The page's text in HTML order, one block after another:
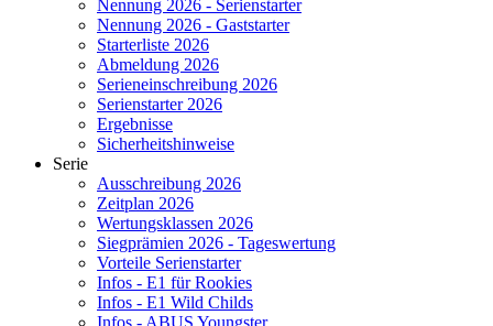
Nennung 2026 - Serienstarter
Nennung 2026 - Gaststarter
Starterliste 2026
Abmeldung 2026
Serieneinschreibung 2026
Serienstarter 2026
Ergebnisse
Sicherheitshinweise
Serie
Ausschreibung 2026
Zeitplan 2026
Wertungsklassen 2026
Siegprämien 2026 - Tageswertung
Vorteile Serienstarter
Infos - E1 für Rookies
Infos - E1 Wild Childs
Infos - ABUS Youngster